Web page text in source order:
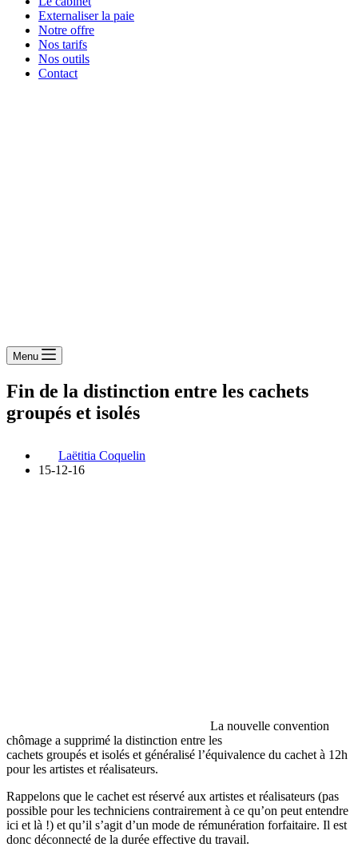
Externaliser la paie
Notre offre
Nos tarifs
Nos outils
Contact
Menu
Fin de la distinction entre les cachets
groupés et isolés
Laëtitia Coquelin
15-12-16
La nouvelle convention
chômage a supprimé la distinction entre les
cachets groupés et isolés et généralisé l’équivalence du cachet à 12h
pour les artistes et réalisateurs.
Rappelons que le cachet est réservé aux artistes et réalisateurs (pas
possible pour les techniciens contrairement à ce qu’on peut entendre
ici et là !) et qu’il s’agit d’un mode de rémunération forfaitaire. Il est
donc déconnecté de la durée effective du travail.